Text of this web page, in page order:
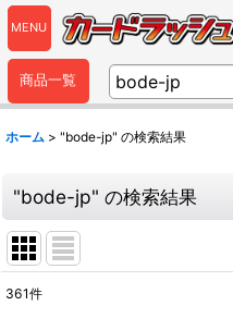
MENU
商品一覧
ホーム > "bode-jp" の検索結果
"bode-jp" の検索結果
361件